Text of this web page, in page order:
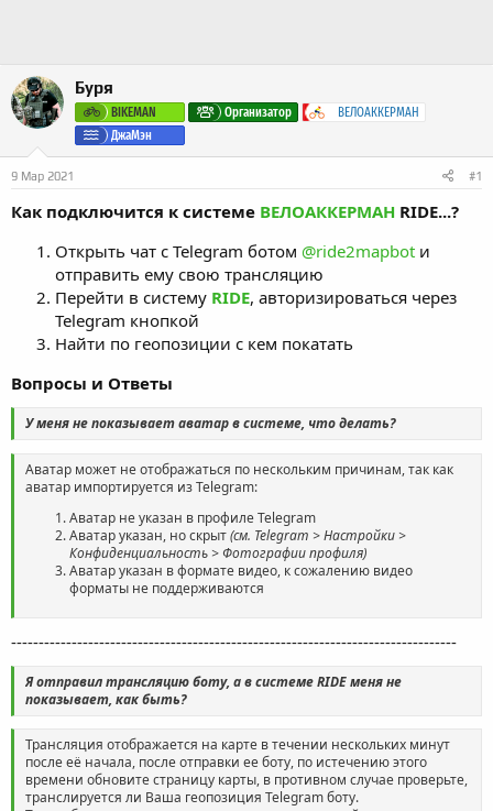
Буря
BIKEMAN Организатор
ВЕЛОАККЕРМАН
ДжаМэн
9 Мар 2021 #1
Как подключится к системе ВЕЛОАККЕРМАН RIDE...?
Открыть чат с Telegram ботом @ride2mapbot и
отправить ему свою трансляцию
Перейти в систему RIDE, авторизироваться через
Telegram кнопкой
Найти по геопозиции с кем покатать
Вопросы и Ответы
У меня не показывает аватар в системе, что делать?
Аватар может не отображаться по нескольким причинам, так как
аватар импортируется из Telegram:
Аватар не указан в профиле Telegram
Аватар указан, но скрыт(см. Telegram > Настройки >
Конфиденциальность > Фотографии профиля)
Аватар указан в формате видео, к сожалению видео
форматы не поддерживаются
---------------------------------------------------------------------------------
Я отправил трансляцию боту, а в системе RIDE меня не
показывает, как быть?
Трансляция отображается на карте в течении нескольких минут
после её начала, после отправки ее боту, по истечению этого
времени обновите страницу карты, в противном случае проверьте,
транслируется ли Ваша геопозиция Telegram боту.